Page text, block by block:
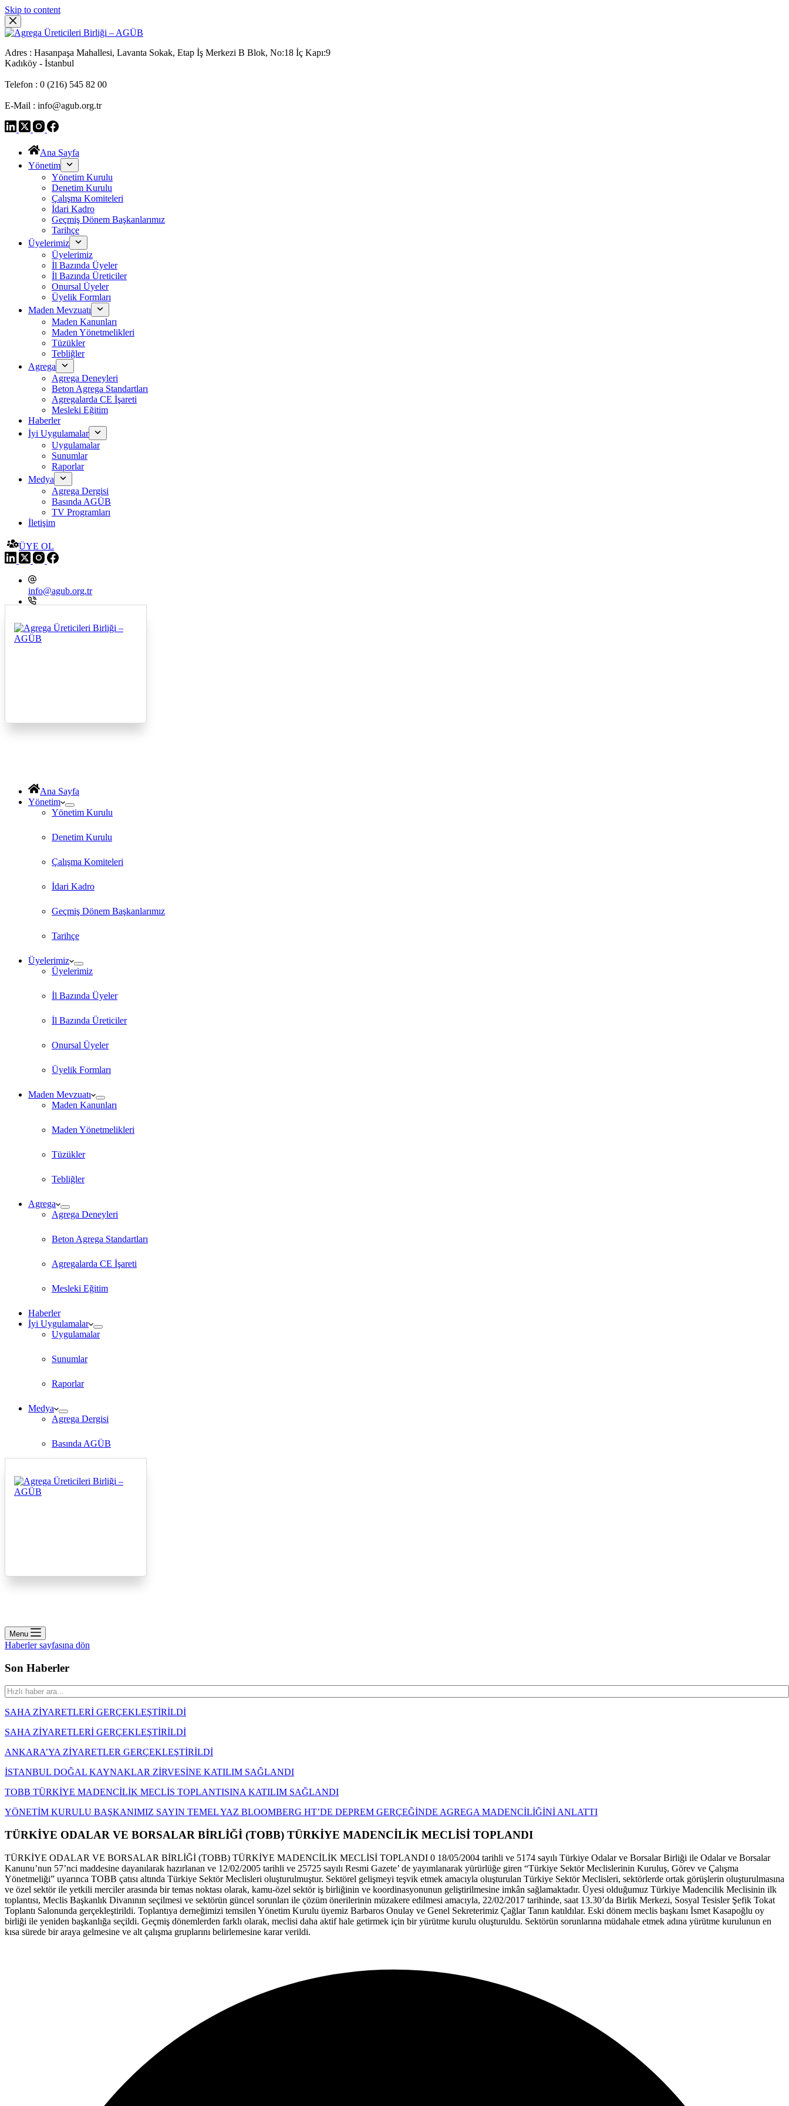
Skip to content
Adres : Hasanpaşa Mahallesi, Lavanta Sokak, Etap İş Merkezi B Blok, No:18 İç Kapı:9
Kadıköy - İstanbul
Telefon : 0 (216) 545 82 00
E-Mail : info@agub.org.tr
Ana Sayfa
Yönetim
Yönetim Kurulu
Denetim Kurulu
Çalışma Komiteleri
İdari Kadro
Geçmiş Dönem Başkanlarımız
Tarihçe
Üyelerimiz
Üyelerimiz
İl Bazında Üyeler
İl Bazında Üreticiler
Onursal Üyeler
Üyelik Formları
Maden Mevzuatı
Maden Kanunları
Maden Yönetmelikleri
Tüzükler
Tebliğler
Agrega
Agrega Deneyleri
Beton Agrega Standartları
Agregalarda CE İşareti
Mesleki Eğitim
Haberler
İyi Uygulamalar
Uygulamalar
Sunumlar
Raporlar
Medya
Agrega Dergisi
Basında AGÜB
TV Programları
İletişim
ÜYE OL
info@agub.org.tr
Ana Sayfa
Yönetim
Yönetim Kurulu
Denetim Kurulu
Çalışma Komiteleri
İdari Kadro
Geçmiş Dönem Başkanlarımız
Tarihçe
Üyelerimiz
Üyelerimiz
İl Bazında Üyeler
İl Bazında Üreticiler
Onursal Üyeler
Üyelik Formları
Maden Mevzuatı
Maden Kanunları
Maden Yönetmelikleri
Tüzükler
Tebliğler
Agrega
Agrega Deneyleri
Beton Agrega Standartları
Agregalarda CE İşareti
Mesleki Eğitim
Haberler
İyi Uygulamalar
Uygulamalar
Sunumlar
Raporlar
Medya
Agrega Dergisi
Basında AGÜB
İletişim
Menu
Haberler sayfasına dön
Son Haberler
SAHA ZİYARETLERİ GERÇEKLEŞTİRİLDİ
SAHA ZİYARETLERİ GERÇEKLEŞTİRİLDİ
ANKARA’YA ZİYARETLER GERÇEKLEŞTİRİLDİ
İSTANBUL DOĞAL KAYNAKLAR ZİRVESİNE KATILIM SAĞLANDI
TOBB TÜRKİYE MADENCİLİK MECLİS TOPLANTISINA KATILIM SAĞLANDI
YÖNETİM KURULU BAŞKANIMIZ SAYIN TEMEL YAZ BLOOMBERG HT’DE DEPREM GERÇEĞİNDE AGREGA MADENCİLİĞİNİ ANLATTI
TÜRKİYE ODALAR VE BORSALAR BİRLİĞİ (TOBB) TÜRKİYE MADENCİLİK MECLİSİ TOPLANDI
TÜRKİYE ODALAR VE BORSALAR BİRLİĞİ (TOBB) TÜRKİYE MADENCİLİK MECLİSİ TOPLANDI 0 18/05/2004 tarihli ve 5174 sayılı Türkiye Odalar ve Borsalar Birliği ile Odalar ve Borsalar
Kanunu’nun 57’nci maddesine dayanılarak hazırlanan ve 12/02/2005 tarihli ve 25725 sayılı Resmi Gazete’ de yayımlanarak yürürlüğe giren “Türkiye Sektör Meclislerinin Kuruluş, Görev ve Çalışma
Yönetmeliği” uyarınca TOBB çatısı altında Türkiye Sektör Meclisleri oluşturulmuştur. Sektörel gelişmeyi teşvik etmek amacıyla oluşturulan Türkiye Sektör Meclisleri, sektörlerde ortak görüşlerin oluşturulmasına
ve özel sektör ile yetkili merciler arasında bir temas noktası olarak, kamu-özel sektör iş birliğinin ve koordinasyonunun geliştirilmesine imkân sağlamaktadır. Üyesi olduğumuz Türkiye Madencilik Meclisinin ilk
toplantısı, Meclis Başkanlık Divanının seçilmesi ve sektörün güncel sorunları ile çözüm önerilerinin müzakere edilmesi amacıyla, 22/02/2017 tarihinde, saat 13.30’da Birlik Merkezi, Sosyal Tesisler Şefik Tokat
Toplantı Salonunda gerçekleştirildi. Toplantıya derneğimizi temsilen Yönetim Kurulu üyemiz Barbaros Onulay ve Genel Sekreterimiz Çağlar Tanın katıldılar. Eski dönem meclis başkanı İsmet Kasapoğlu oy
birliği ile yeniden başkanlığa seçildi. Geçmiş dönemlerden farklı olarak, meclisi daha aktif hale getirmek için bir yürütme kurulu oluşturuldu. Sektörün sorunlarına müdahale etmek adına yürütme kurulunun en
kısa sürede bir araya gelmesine ve alt çalışma gruplarını belirlemesine karar verildi.